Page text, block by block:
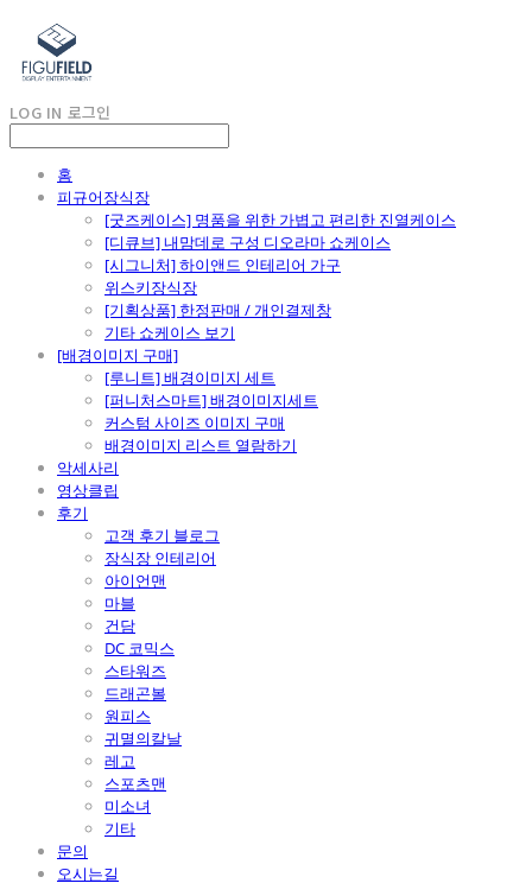
LOG IN 로그인
홈
피규어장식장
[굿즈케이스] 명품을 위한 가볍고 편리한 진열케이스
[디큐브] 내맘데로 구성 디오라마 쇼케이스
[시그니처] 하이앤드 인테리어 가구
위스키장식장
[기획상품] 한정판매 / 개인결제창
기타 쇼케이스 보기
[배경이미지 구매]
[루니트] 배경이미지 세트
[퍼니처스마트] 배경이미지세트
커스텀 사이즈 이미지 구매
배경이미지 리스트 열람하기
악세사리
영상클립
후기
고객 후기 블로그
장식장 인테리어
아이언맨
마블
건담
DC 코믹스
스타워즈
드래곤볼
원피스
귀멸의칼날
레고
스포츠맨
미소녀
기타
문의
오시는길